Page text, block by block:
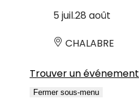
5 juil.28 août
CHALABRE
Trouver un événement
Fermer sous-menu